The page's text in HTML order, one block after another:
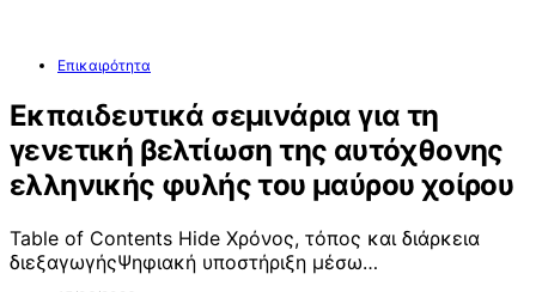
Επικαιρότητα
Εκπαιδευτικά σεμινάρια για τη
γενετική βελτίωση της αυτόχθονης
ελληνικής φυλής του μαύρου χοίρου
Table of Contents Hide Χρόνος, τόπος και διάρκεια
διεξαγωγήςΨηφιακή υποστήριξη μέσω…